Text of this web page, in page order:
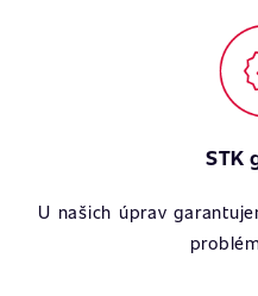
STK
U našich úprav